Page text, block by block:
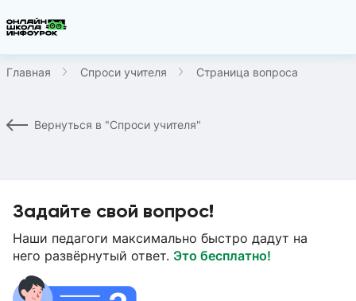
Главная Спроси учителя Страница вопроса
Вернуться в "Спроси учителя"
Задайте свой вопрос!
Наши педагоги максимально быстро дадут на
него развёрнутый ответ. Это бесплатно!